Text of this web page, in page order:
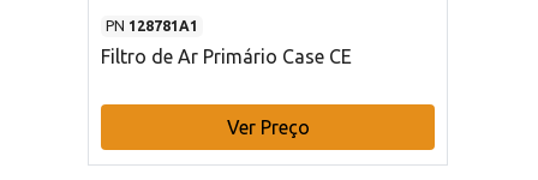
PN 128781A1
Filtro de Ar Primário Case CE
Ver Preço